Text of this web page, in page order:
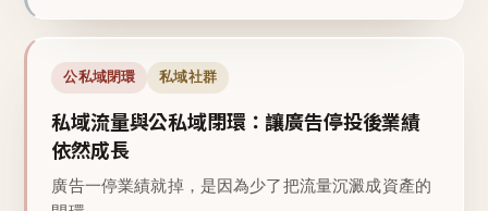
公私域閉環 私域社群
私域流量與公私域閉環：讓廣告停投後業績
依然成長
廣告一停業績就掉，是因為少了把流量沉澱成資產的